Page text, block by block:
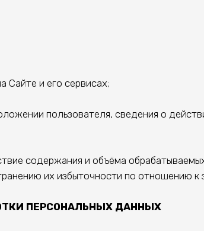
и его сервисах;
пользователя, сведения о
содержания и объёма
их избыточности по отношению к
ПЕРСОНАЛЬНЫХ ДАННЫХ